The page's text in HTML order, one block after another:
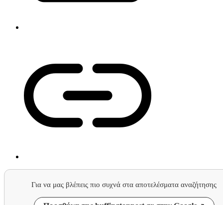
Για να μας βλέπεις πιο συχνά στα αποτελέσματα αναζήτησης